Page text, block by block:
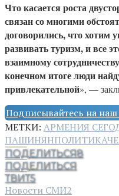
Что касается роста
связан со многими
договорились, что хотим
развивать туризм, и все
взаимному
конечном итоге люди
привлекательной», —
Подписывайтесь на наш
МЕТКИ: АРМЕНИЯ
ПАШИНЯНПОЛИТИКА
ПОДЕЛИТЬСЯ8
ПОДЕЛИТЬСЯ
ТВИТ5
Новости СМИ2